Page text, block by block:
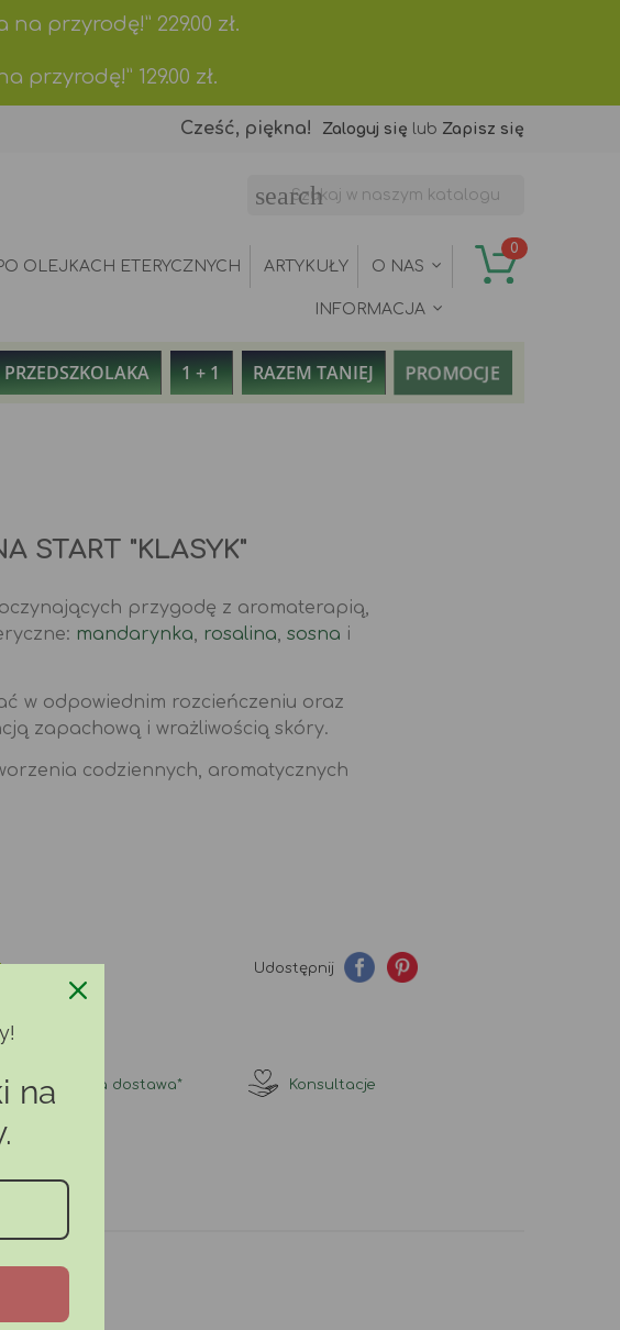
na przyrodę!” 229.00 zł.
przyrodę!” 129.00 zł.
Cześć, piękna! Zaloguj się lub Zapisz się
search
OLEJKACH ETERYCZNYCH ARTYKUŁY O NAS
INFORMACJA
0
1 + 1 RAZEM TANIEJ PROMOCJE
START "KLASYK"
przygodę z aromaterapią,
mandarynka rosalina sosna i
w odpowiednim rozcieńczeniu oraz
zapachową i wrażliwością skóry.
codziennych, aromatycznych
Udostępnij
Darmowa dostawa* Konsultacje
na